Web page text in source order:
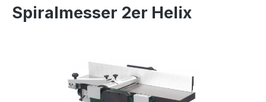
Spiralmesser 2er Helix